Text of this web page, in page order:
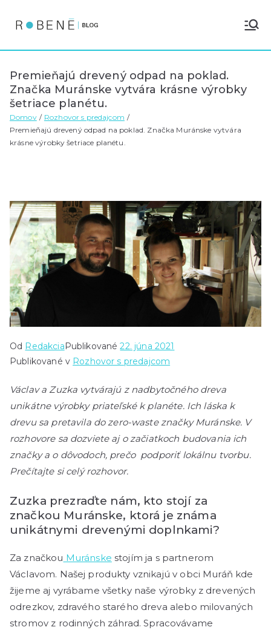
Premieňajú drevený odpad na poklad.
Značka Muránske vytvára krásne výrobky
šetriace planétu.
Domov
Rozhovor s predajcom
Premieňajú drevený odpad na poklad. Značka Muránske vytvára
krásne výrobky šetriace planétu.
Od RedakciaPublikované22. júna 2021
Publikované v Rozhovor s predajcom
Václav a Zuzka vytvárajú z nadbytočného dreva
unikátne výrobky priateľské k planéte. Ich láska k
drevu sa pretavila do zero-waste značky Muránske. V
rozhovore sa dozviete aj o začiatkoch budovania ich
značky a o dôvodoch, prečo podporiť lokálnu tvorbu.
Prečítajte si celý rozhovor.
Zuzka prezraďte nám, kto stojí za
značkou Muránske, ktorá je známa
unikátnymi drevenými doplnkami?
Za značkou Muránske stojím ja s partnerom
Václavom. Našej produkty vznikajú v obci Muráň kde
žijeme aj vyrábame všetky naše výrobky z drevených
odrezkov, zdravého starého dreva alebo milovaných
stromov z rodinných záhrad. Spracovávame